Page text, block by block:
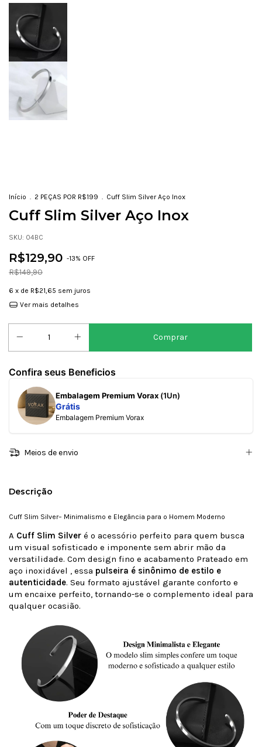
Início . 2 PEÇAS POR R$199 . Cuff Slim Silver Aço Inox
Cuff Slim Silver Aço Inox
SKU: 04BC
R$129,90 -13% OFF
R$149,90
6 x de R$21,65 sem juros
Ver mais detalhes
Confira seus Beneficios
Embalagem Premium Vorax (1Un)
Grátis
Embalagem Premium Vorax
Meios de envio
Descrição
Cuff Slim Silver– Minimalismo e Elegância para o Homem Moderno
A Cuff Slim Silver é o acessório perfeito para quem busca
um visual sofisticado e imponente sem abrir mão da
versatilidade. Com design fino e acabamento Prateado em
aço inoxidável , essa pulseira é sinônimo de estilo e
autenticidade. Seu formato ajustável garante conforto e
um encaixe perfeito, tornando-se o complemento ideal para
qualquer ocasião.